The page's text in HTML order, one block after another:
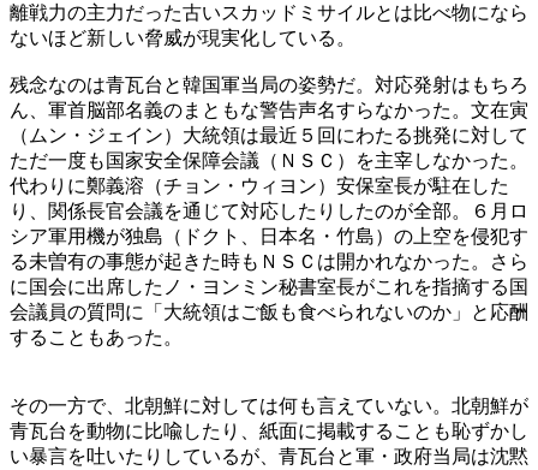
離戦力の主力だった古いスカッドミサイルとは比べ物になら
ないほど新しい脅威が現実化している。
残念なのは青瓦台と韓国軍当局の姿勢だ。対応発射はもちろ
ん、軍首脳部名義のまともな警告声名すらなかった。文在寅
（ムン・ジェイン）大統領は最近５回にわたる挑発に対して
ただ一度も国家安全保障会議（ＮＳＣ）を主宰しなかった。
代わりに鄭義溶（チョン・ウィヨン）安保室長が駐在した
り、関係長官会議を通じて対応したりしたのが全部。６月ロ
シア軍用機が独島（ドクト、日本名・竹島）の上空を侵犯す
る未曽有の事態が起きた時もＮＳＣは開かれなかった。さら
に国会に出席したノ・ヨンミン秘書室長がこれを指摘する国
会議員の質問に「大統領はご飯も食べられないのか」と応酬
することもあった。
その一方で、北朝鮮に対しては何も言えていない。北朝鮮が
青瓦台を動物に比喩したり、紙面に掲載することも恥ずかし
い暴言を吐いたりしているが、青瓦台と軍・政府当局は沈黙